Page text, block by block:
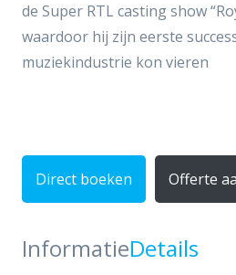
de Super RTL casting show
waardoor hij zijn eerste
muziekindustrie kon vieren
Direct boeken Offerte
InformatieDetails